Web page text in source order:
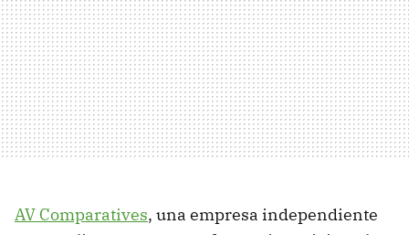
AV Comparatives, una empresa independiente